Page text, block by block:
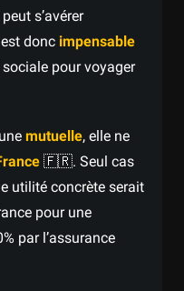
s’avérer
donc impensable
pour voyager
mutuelle, elle ne
🇫🇷. Seul cas
utilité concrète serait
pour une
par l’assurance